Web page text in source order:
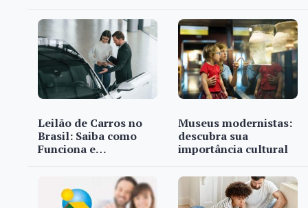
Leilão de Carros no
Brasil: Saiba como
Funciona e…
Museus modernistas:
descubra sua
importância cultural